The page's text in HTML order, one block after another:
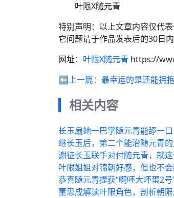
叶限X随元青
特别声明：以上文章内容仅代
它问题请于作品发表后的30日内
网址： 叶限X随元青 https://
⬅️上一篇： 最幸运的是还能拥
相关内容
长玉扇她一巴掌随元青能舔一
继长玉后，第二个能治随元青
谢征长玉联手对付随元青，就
叶限姐姐对锦朝好感，但也不会
恭喜随元青提获“啊呸大坏蛋2号
董思成解读叶限角色，剖析朝